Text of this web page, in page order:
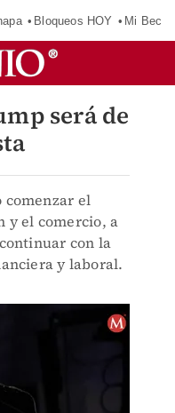
Bloqueos HOY Mi Beca
será de
comenzar el
y el comercio, a
con la
y laboral.